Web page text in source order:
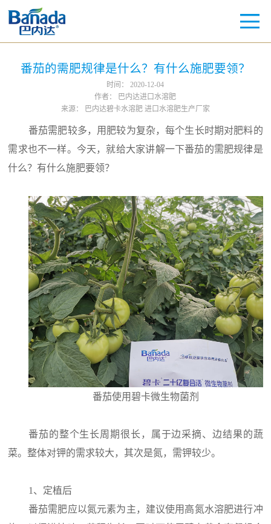
番茄的需肥规律是什么？有什么施肥要领？
时间：
2020-12-04
作者：
巴内达进口水溶肥
来源：
巴内达碧卡水溶肥 进口水溶肥生产厂家
番茄需肥较多，用肥较为复杂，每个生长时期对肥料的
需求也不一样。今天，就给大家讲解一下番茄的需肥规律是
什么？有什么施肥要领？
番茄使用碧卡微生物菌剂
番茄的整个生长周期很长，属于边采摘、边结果的蔬
菜。整体对钾的需求较大，其次是氮，需钾较少。
1、定植后
番茄需肥应以氮元素为主，建议使用高氮水溶肥进行冲